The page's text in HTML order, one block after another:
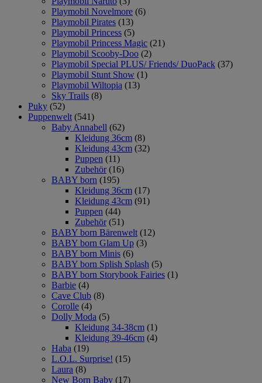
Playmobil Novelmore (6)
Playmobil Pirates (13)
Playmobil Princess (5)
Playmobil Princess Magic (21)
Playmobil Scooby-Doo (2)
Playmobil Special PLUS/ Friends/ DuoPack (37)
Playmobil Stunt Show (1)
Playmobil Wiltopia (13)
Sky Trails (8)
Puky (52)
Puppenwelt (541)
Baby Annabell (62)
Kleidung 36cm (8)
Kleidung 43cm (32)
Puppen (11)
Zubehör (16)
BABY born (195)
Kleidung 36cm (17)
Kleidung 43cm (91)
Puppen (44)
Zubehör (51)
BABY born Bärenwelt (12)
BABY born Glam Up (3)
BABY born Minis (6)
BABY born Splish Splash (5)
BABY born Storybook Fairies (1)
Barbie (4)
Cave Club (8)
Corolle (4)
Dolly Moda (5)
Kleidung 34-38cm (1)
Kleidung 39-46cm (4)
Haba (19)
L.O.L. Surprise! (15)
Laura (8)
New Born Baby (17)